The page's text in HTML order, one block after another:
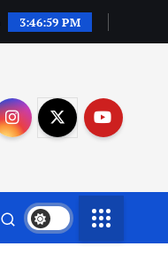
3:47:00 PM